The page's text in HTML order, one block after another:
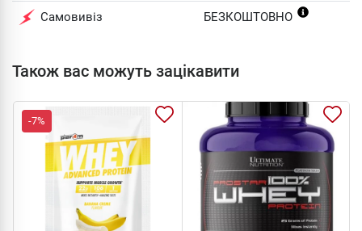
Самовивіз БЕЗКОШТОВНО
Також вас можуть зацікавити
-7%